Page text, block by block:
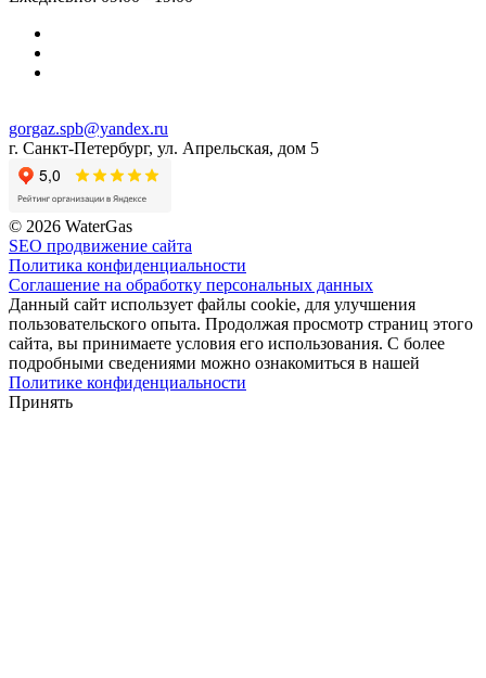
gorgaz.spb@yandex.ru
г. Санкт-Петербург, ул. Апрельская, дом 5
© 2026 WaterGas
SEO продвижение сайта
Политика конфиденциальности
Соглашение на обработку персональных данных
Данный сайт использует файлы cookie, для улучшения
пользовательского опыта. Продолжая просмотр страниц этого
сайта, вы принимаете условия его использования. С более
подробными сведениями можно ознакомиться в нашей
Политике конфиденциальности
Принять